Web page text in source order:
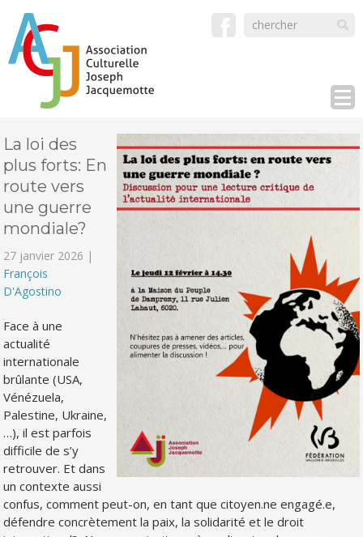
La loi des
plus forts: En
route vers
une guerre
mondiale?
27 janvier 2026 |
François
D'Agostino
Face à une
actualité
internationale
brûlante (USA,
Vénézuela,
Palestine, Ukraine,
…), il est parfois
difficile de s’y
retrouver. Et dans
un contexte aussi
confus, comment peut-on, en tant que citoyen.ne engagé.e,
défendre concrètement la paix, la solidarité et le droit